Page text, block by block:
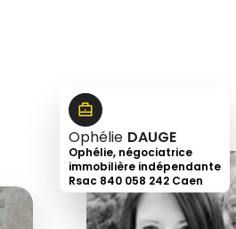
Ophélie DAUGE
Ophélie, négociatrice
immobilière indépendante
Rsac 840 058 242 Caen